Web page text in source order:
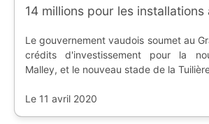
14 millions pour les installations
Le gouvernement vaudois soumet au
crédits d'investissement pour la
Malley, et le nouveau stade de la
Le 11 avril 2020